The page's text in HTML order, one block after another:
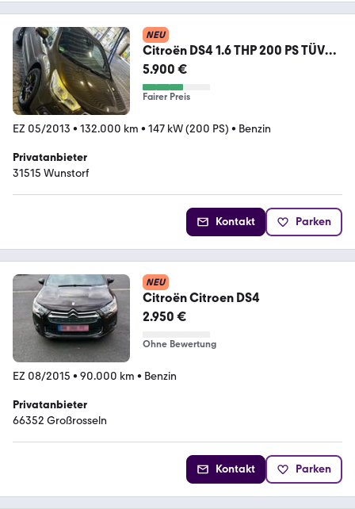
NEU
Citroën DS4 1.6 THP 200 PS TÜV
NEU UNF...
5.900 €
Fairer Preis
EZ 05/2013 • 132.000 km • 147 kW (200 PS) • Benzin
Privatanbieter
31515 Wunstorf
Kontakt Parken
NEU
Citroën Citroen DS4
2.950 €
Ohne Bewertung
EZ 08/2015 • 90.000 km • Benzin
Privatanbieter
66352 Großrosseln
Kontakt Parken